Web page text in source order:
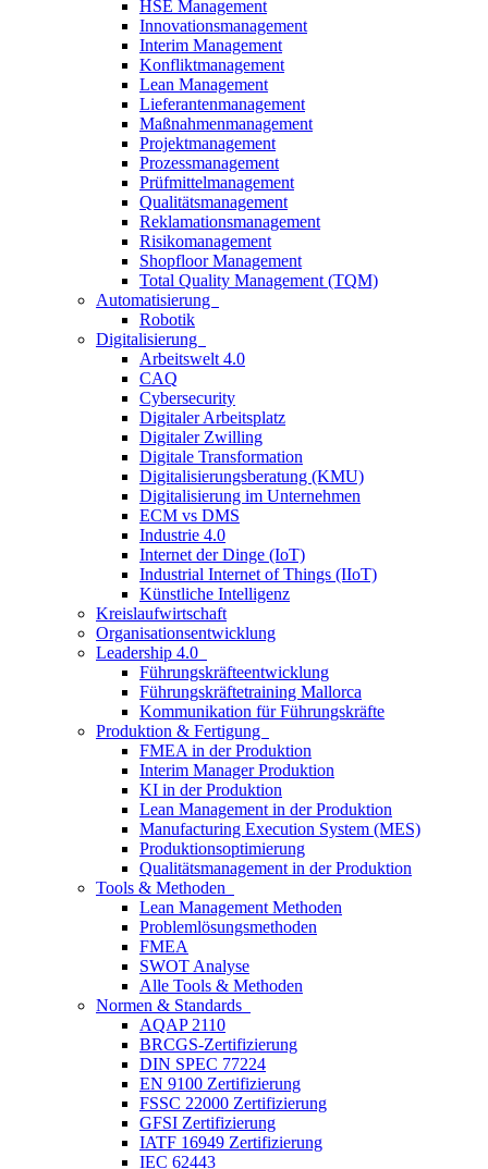
HSE Management
Innovationsmanagement
Interim Management
Konfliktmanagement
Lean Management
Lieferantenmanagement
Maßnahmenmanagement
Projektmanagement
Prozessmanagement
Prüfmittelmanagement
Qualitätsmanagement
Reklamationsmanagement
Risikomanagement
Shopfloor Management
Total Quality Management (TQM)
Automatisierung
Robotik
Digitalisierung
Arbeitswelt 4.0
CAQ
Cybersecurity
Digitaler Arbeitsplatz
Digitaler Zwilling
Digitale Transformation
Digitalisierungsberatung (KMU)
Digitalisierung im Unternehmen
ECM vs DMS
Industrie 4.0
Internet der Dinge (IoT)
Industrial Internet of Things (IIoT)
Künstliche Intelligenz
Kreislaufwirtschaft
Organisationsentwicklung
Leadership 4.0
Führungskräfteentwicklung
Führungskräftetraining Mallorca
Kommunikation für Führungskräfte
Produktion & Fertigung
FMEA in der Produktion
Interim Manager Produktion
KI in der Produktion
Lean Management in der Produktion
Manufacturing Execution System (MES)
Produktionsoptimierung
Qualitätsmanagement in der Produktion
Tools & Methoden
Lean Management Methoden
Problemlösungsmethoden
FMEA
SWOT Analyse
Alle Tools & Methoden
Normen & Standards
AQAP 2110
BRCGS-Zertifizierung
DIN SPEC 77224
EN 9100 Zertifizierung
FSSC 22000 Zertifizierung
GFSI Zertifizierung
IATF 16949 Zertifizierung
IEC 62443